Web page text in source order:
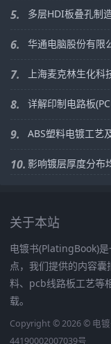
5. 多层HDI板叠孔制
6. 华通电脑股份有限
7. 上海麦克林生化科
8. 详解印制电路板
9. ABS塑料电镀工艺
10. 影响镀层厚度分布
关于本站
电镀书(PlatingBook)
点，我们提供的内容
料、pcb线路板工艺等
载。
Copyright © 2026 © 电
44190002007039号